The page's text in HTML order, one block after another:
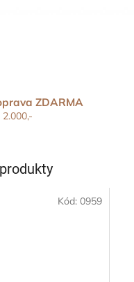
ZDARMA
2.000,-
Kód:0959